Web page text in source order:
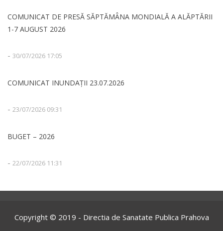
COMUNICAT DE PRESĂ SĂPTĂMÂNA MONDIALĂ A ALĂPTĂRII
1-7 AUGUST 2026
- 30/07/2026 17:05
COMUNICAT INUNDAȚII 23.07.2026
- 23/07/2026 09:31
BUGET – 2026
- 22/07/2026 11:31
Copyright © 2019 - Directia de Sanatate Publica Prahova